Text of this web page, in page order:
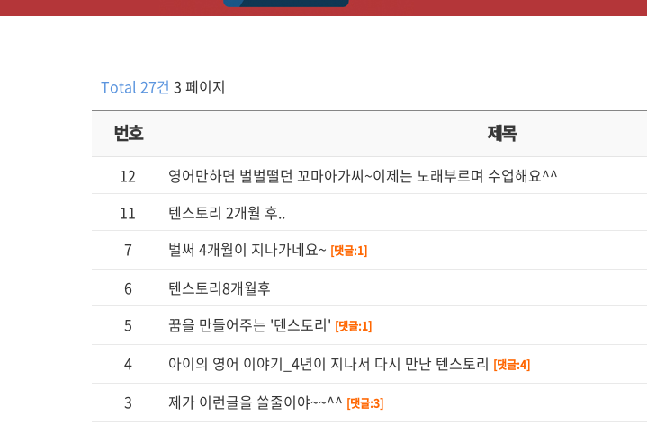
Total 27건 3 페이지
번호 제목
12 영어만하면 벌벌떨던 꼬마아가씨~이제는 노래부르며 수업해요^^
11
텐스토리 2개월 후..
7
벌써 4개월이 지나가네요~ [댓글:1]
6
텐스토리8개월후
5
꿈을 만들어주는 '텐스토리' [댓글:1]
4
아이의 영어 이야기_4년이 지나서 다시 만난 텐스토리 [댓글:4]
3
제가 이런글을 쓸줄이야~~^^ [댓글:3]